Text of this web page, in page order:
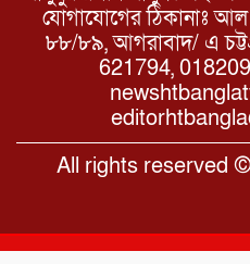
যোগাযোগের ঠিকানাঃ আল
৮৮/৮৯, আগরাবাদ/ এ
621794,
All rights reserved